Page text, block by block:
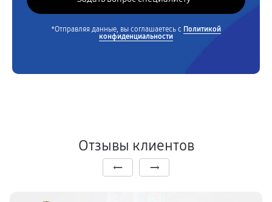
*Отправляя данные, вы соглашаетесь с Политикой
конфиденциальности
Отзывы клиентов